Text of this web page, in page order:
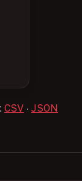
CSV · JSON